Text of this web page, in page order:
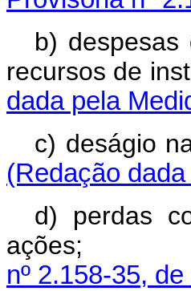
b) despesas
recursos
dada pela
c)
(Redação
d) perdas
nº 2.158-35,